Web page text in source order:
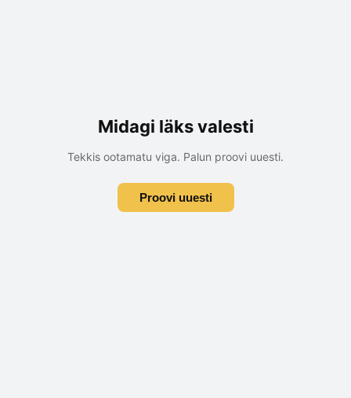
Midagi läks valesti
Tekkis ootamatu viga. Palun proovi uuesti.
Proovi uuesti